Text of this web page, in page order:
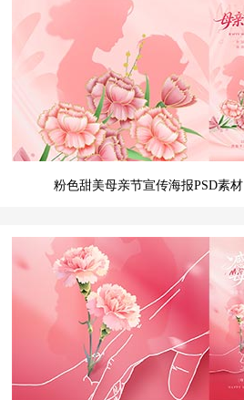
粉色甜美母亲节宣传海报PSD素材